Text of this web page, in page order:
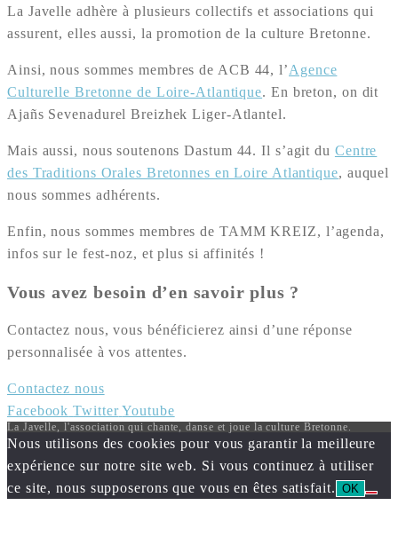
La Javelle adhère à plusieurs collectifs et associations qui
assurent, elles aussi, la promotion de la culture Bretonne.
Ainsi, nous sommes membres de ACB 44, l’Agence
Culturelle Bretonne de Loire-Atlantique. En breton, on dit
Ajañs Sevenadurel Breizhek Liger-Atlantel.
Mais aussi, nous soutenons Dastum 44. Il s’agit du Centre
des Traditions Orales Bretonnes en Loire Atlantique, auquel
nous sommes adhérents.
Enfin, nous sommes membres de TAMM KREIZ, l’agenda,
infos sur le fest-noz, et plus si affinités !
Vous avez besoin d’en savoir plus ?
Contactez nous, vous bénéficierez ainsi d’une réponse
personnalisée à vos attentes.
Contactez nous
Facebook Twitter Youtube
La Javelle, l'association qui chante, danse et joue la culture Bretonne.
Nous utilisons des cookies pour vous garantir la meilleure
expérience sur notre site web. Si vous continuez à utiliser
ce site, nous supposerons que vous en êtes satisfait. OK